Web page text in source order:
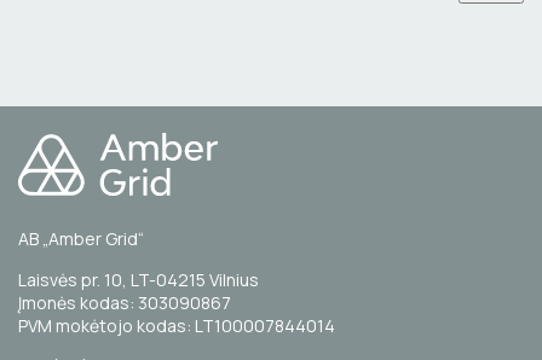
AB „Amber Grid“
Laisvės pr. 10, LT-04215 Vilnius
Įmonės kodas: 303090867
PVM mokėtojo kodas: LT100007844014